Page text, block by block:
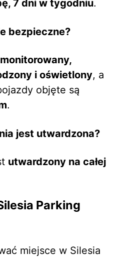
7 dni w tygodniu.
bezpieczne?
monitorowany,
i oświetlony, a
objęte są
.
jest utwardzona?
utwardzony na całej
Parking
miejsce w Silesia